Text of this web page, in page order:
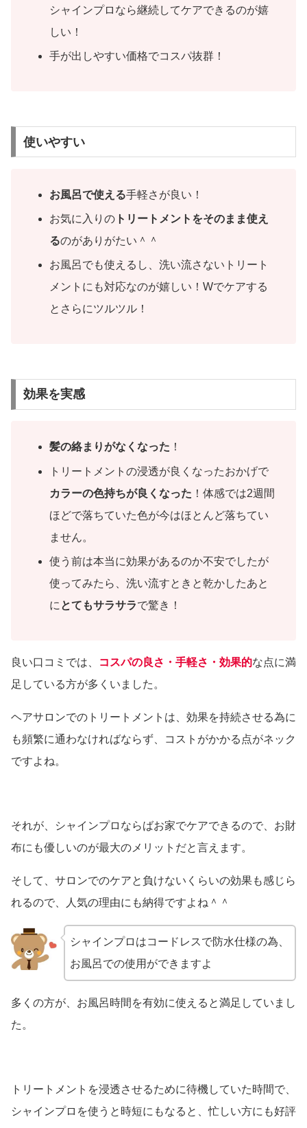
シャインプロなら継続してケアできるのが嬉
しい！
手が出しやすい価格でコスパ抜群！
使いやすい
お風呂で使える手軽さが良い！
お気に入りの トリートメントをそのまま使え
るのがありがたい＾＾
お風呂でも使えるし、洗い流さないトリート
メントにも対応なのが嬉しい！Wでケアする
とさらにツルツル！
効果を実感
髪の絡まりがなくなった ！
トリートメントの浸透が良くなったおかげで
カラーの色持ちが良くなった ！体感では2週間
ほどで落ちていた色が今はほとんど落ちてい
ません。
使う前は本当に効果があるのか不安でしたが
使ってみたら、洗い流すときと乾かしたあと
に とてもサラサラで驚き！
良い口コミでは、 コスパの良さ・手軽さ・効果的な点に満
足している方が多くいました。
ヘアサロンでのトリートメントは、効果を持続させる為に
も頻繁に通わなければならず、コストがかかる点がネック
ですよね。
それが、シャインプロならばお家でケアできるので、お財
布にも優しいのが最大のメリットだと言えます。
そして、サロンでのケアと負けないくらいの効果も感じら
れるので、人気の理由にも納得ですよね＾＾
シャインプロはコードレスで防水仕様の為、
お風呂での使用ができますよ
多くの方が、お風呂時間を有効に使えると満足していまし
た。
トリートメントを浸透させるために待機していた時間で、
シャインプロを使うと時短にもなると、忙しい方にも好評